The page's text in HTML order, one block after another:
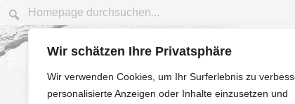
Wir schätzen Ihre Privatsphäre
Wir verwenden Cookies, um Ihr Surferlebnis zu
personalisierte Anzeigen oder Inhalte einzusetzen und